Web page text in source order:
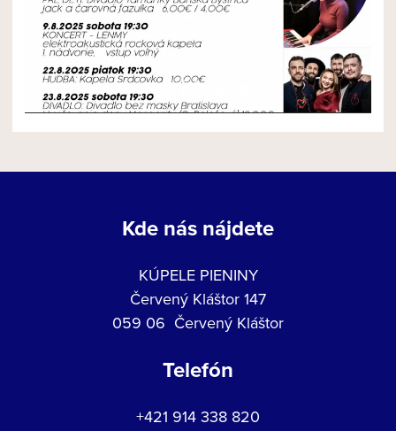
NOVÝ ČLÁNOK
Kde nás nájdete
KÚPELE PIENINY
Červený Kláštor 147
059 06 Červený Kláštor
Telefón
+421 914 338 820